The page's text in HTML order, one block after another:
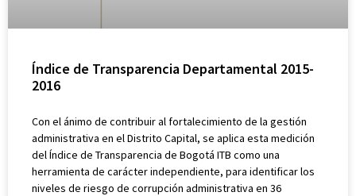
Índice de Transparencia Departamental 2015-
2016
Con el ánimo de contribuir al fortalecimiento de la gestión
administrativa en el Distrito Capital, se aplica esta medición
del Índice de Transparencia de Bogotá ITB como una
herramienta de carácter independiente, para identificar los
niveles de riesgo de corrupción administrativa en 36